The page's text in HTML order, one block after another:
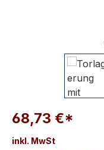
68,73 €*
inkl. MwSt